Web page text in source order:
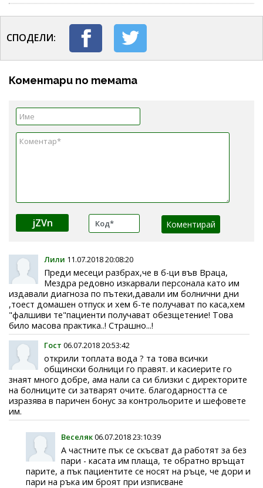
СПОДЕЛИ:
Коментари по темата
jZVn
Лили 11.07.2018 20:08:20
Преди месеци разбрах,че в б-ци във Враца,
Мездра редовно изкарвали персонала като им
издавали диагноза по пътеки,давали им болнични дни
,тоест домашен отпуск и хем б-те получават по каса,хем
"фалшиви те"пациенти получават обезщетение! Това
било масова практика..! Страшно...!
Гост 06.07.2018 20:53:42
открили топлата вода ? та това всички
общински болници го правят. и касиерите го
знаят много добре, ама нали са си близки с директорите
на болниците си затварят очите. благодарността се
изразява в паричен бонус за контрольорите и шефовете
им.
Веселяк06.07.2018 23:10:39
А частните пък се скъсват да работят за без
пари - касата им плаща, те обратно връщат
парите, а пък пациентите се носят на ръце, че дори и
пари на ръка им броят при изписване